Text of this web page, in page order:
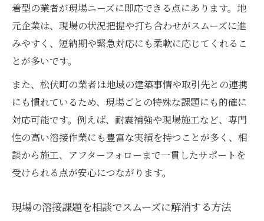
着型の業者が現場ニーズに即応できる点にあります。地
元企業は、現場の状況把握や打ち合わせがスムーズに進
みやすく、短納期や緊急対応にも柔軟に応じてくれるこ
とが多いです。
また、松伏町の業者は地域の建築事情や取引先との連携
にも慣れているため、現場ごとの特殊な課題にも的確に
対応可能です。例えば、耐震補強や現場施工など、専門
性の高い溶接作業にも豊富な実績を持つことが多く、相
談から施工、アフターフォローまで一貫したサポートを
受けられる点が安心につながります。
現場の溶接課題を相談でスムーズに解消する方法